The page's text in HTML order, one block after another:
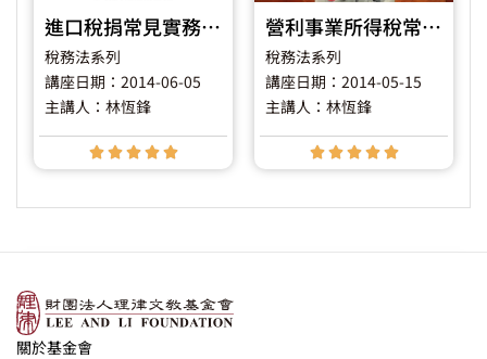
進口稅捐常見實務問題之介紹
稅務法系列
講座日期：2014-06-05
主講人：林恆鋒
    
營利事業所得稅常見實務問題之介紹
稅務法系列
講座日期：2014-05-15
主講人：林恆鋒
    
關於基金會